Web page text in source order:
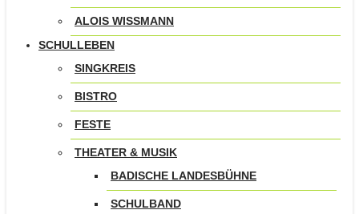
ALOIS WISSMANN
SCHULLEBEN
SINGKREIS
BISTRO
FESTE
THEATER & MUSIK
BADISCHE LANDESBÜHNE
SCHULBAND